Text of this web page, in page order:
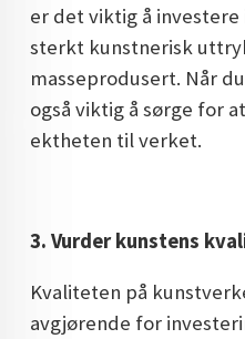
er det viktig å
sterkt kunstnerisk
masseprodusert. Når
også viktig å sørge for
ektheten til verket.
3. Vurder kunstens
Kvaliteten på
avgjørende for